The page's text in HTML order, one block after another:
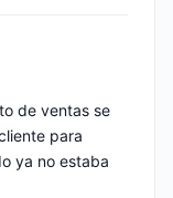
de ventas se
para
ya no estaba